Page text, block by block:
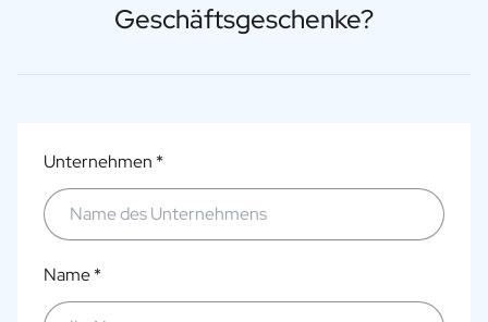
Geschäftsgeschenke?
Unternehmen *
Name *